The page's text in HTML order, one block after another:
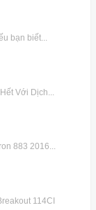
bạn biết...
Với Dịch...
883 2016...
114CI